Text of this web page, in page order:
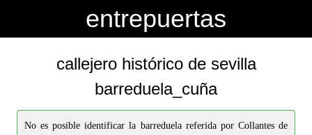
entrepuertas
callejero histórico de sevilla
barreduela_cuña
No es posible identificar la barreduela referida por Collantes de